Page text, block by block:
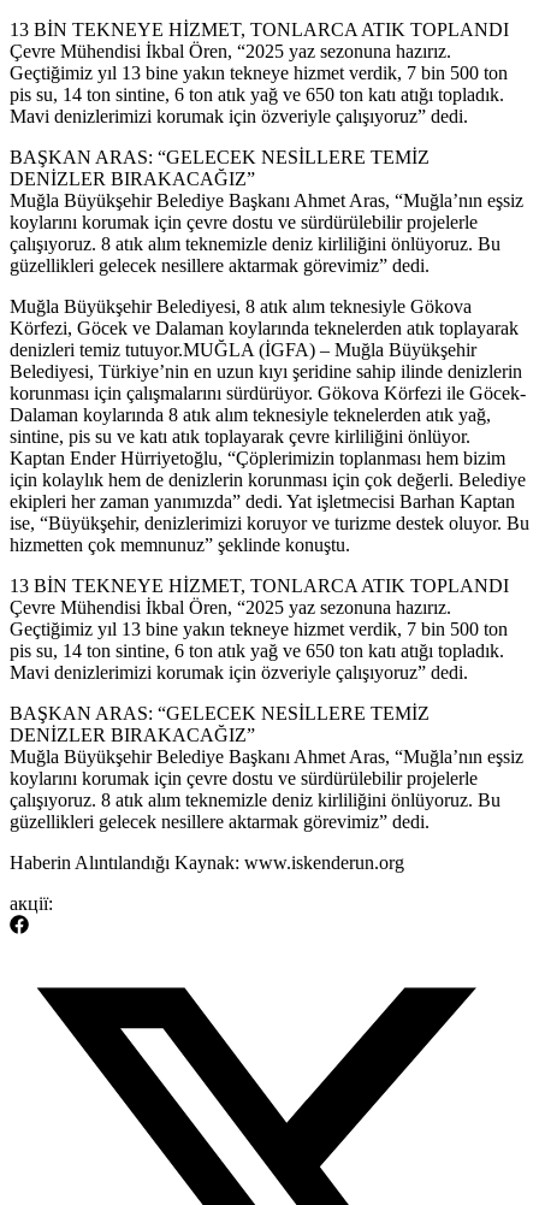
13 BİN TEKNEYE HİZMET, TONLARCA ATIK TOPLANDI
Çevre Mühendisi İkbal Ören, “2025 yaz sezonuna hazırız.
Geçtiğimiz yıl 13 bine yakın tekneye hizmet verdik, 7 bin 500 ton
pis su, 14 ton sintine, 6 ton atık yağ ve 650 ton katı atığı topladık.
Mavi denizlerimizi korumak için özveriyle çalışıyoruz” dedi.
BAŞKAN ARAS: “GELECEK NESİLLERE TEMİZ
DENİZLER BIRAKACAĞIZ”
Muğla Büyükşehir Belediye Başkanı Ahmet Aras, “Muğla’nın eşsiz
koylarını korumak için çevre dostu ve sürdürülebilir projelerle
çalışıyoruz. 8 atık alım teknemizle deniz kirliliğini önlüyoruz. Bu
güzellikleri gelecek nesillere aktarmak görevimiz” dedi.
​Muğla Büyükşehir Belediyesi, 8 atık alım teknesiyle Gökova
Körfezi, Göcek ve Dalaman koylarında teknelerden atık toplayarak
denizleri temiz tutuyor.MUĞLA (İGFA) – Muğla Büyükşehir
Belediyesi, Türkiye’nin en uzun kıyı şeridine sahip ilinde denizlerin
korunması için çalışmalarını sürdürüyor. Gökova Körfezi ile Göcek-
Dalaman koylarında 8 atık alım teknesiyle teknelerden atık yağ,
sintine, pis su ve katı atık toplayarak çevre kirliliğini önlüyor.
Kaptan Ender Hürriyetoğlu, “Çöplerimizin toplanması hem bizim
için kolaylık hem de denizlerin korunması için çok değerli. Belediye
ekipleri her zaman yanımızda” dedi. Yat işletmecisi Barhan Kaptan
ise, “Büyükşehir, denizlerimizi koruyor ve turizme destek oluyor. Bu
hizmetten çok memnunuz” şeklinde konuştu.
13 BİN TEKNEYE HİZMET, TONLARCA ATIK TOPLANDI
Çevre Mühendisi İkbal Ören, “2025 yaz sezonuna hazırız.
Geçtiğimiz yıl 13 bine yakın tekneye hizmet verdik, 7 bin 500 ton
pis su, 14 ton sintine, 6 ton atık yağ ve 650 ton katı atığı topladık.
Mavi denizlerimizi korumak için özveriyle çalışıyoruz” dedi.
BAŞKAN ARAS: “GELECEK NESİLLERE TEMİZ
DENİZLER BIRAKACAĞIZ”
Muğla Büyükşehir Belediye Başkanı Ahmet Aras, “Muğla’nın eşsiz
koylarını korumak için çevre dostu ve sürdürülebilir projelerle
çalışıyoruz. 8 atık alım teknemizle deniz kirliliğini önlüyoruz. Bu
güzellikleri gelecek nesillere aktarmak görevimiz” dedi.
​Haberin Alıntılandığı Kaynak: www.iskenderun.org
акції: